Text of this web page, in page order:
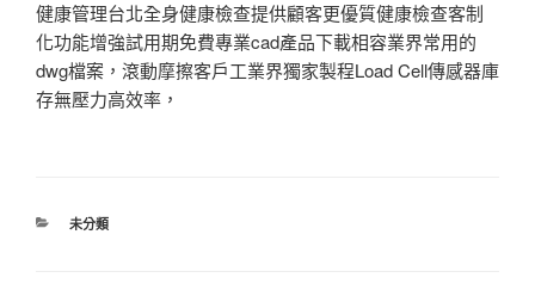
健康管理台北全身健康檢查提供顧客更優質健康檢查客制
化功能增強試用期免費專業cad產品下載相容業界常用的
dwg檔案，滾動摩擦客戶工業界獨家製程Load Cell傳感器庫
存無壓力高效率，
分
未分類